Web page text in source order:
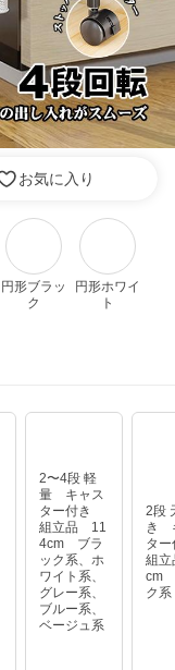
お気に入り
円形ブラッ
ク
円形ホワイ
ト
2〜4段 軽
量 キャス
ター付き
組立品 11
4cm ブラ
ック系、ホ
ワイト系、
グレー系、
ブルー系、
ベージュ系
2段
き
タ
組
cm
ク系